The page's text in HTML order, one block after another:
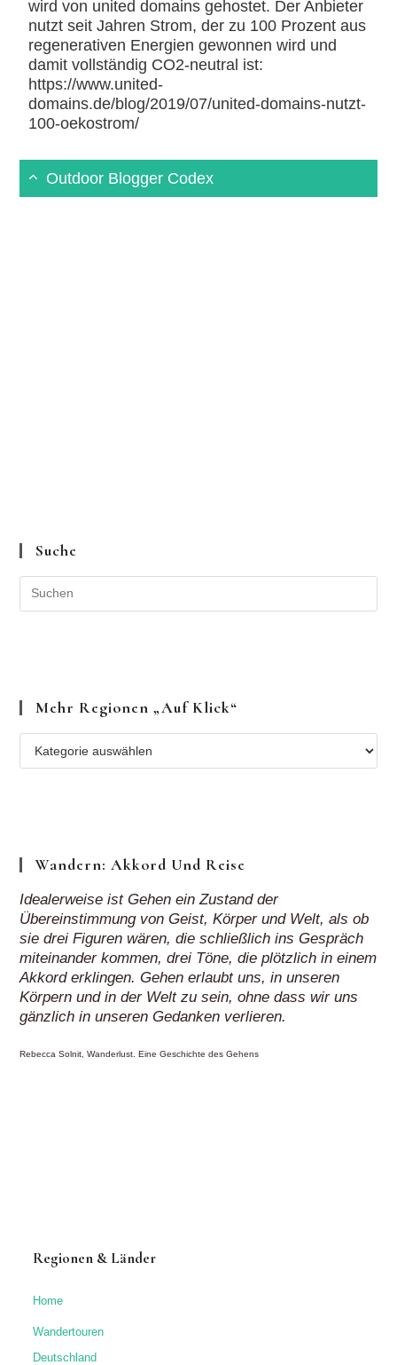
wird von united domains gehostet. Der Anbieter
nutzt seit Jahren Strom, der zu 100 Prozent aus
regenerativen Energien gewonnen wird und
damit vollständig CO2-neutral ist:
https://www.united-
domains.de/blog/2019/07/united-domains-nutzt-
100-oekostrom/
Outdoor Blogger Codex
Suche
Mehr Regionen „auf Klick“
Regionen
Wandern: Akkord Und Reise
Idealerweise ist Gehen ein Zustand der
Übereinstimmung von Geist, Körper und Welt, als ob
sie drei Figuren wären, die schließlich ins Gespräch
miteinander kommen, drei Töne, die plötzlich in einem
Akkord erklingen. Gehen erlaubt uns, in unseren
Körpern und in der Welt zu sein, ohne dass wir uns
gänzlich in unseren Gedanken verlieren.
Rebecca Solnit, Wanderlust. Eine Geschichte des Gehens
Regionen & Länder
Home
Wandertouren
Deutschland